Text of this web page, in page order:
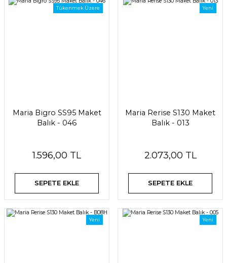
Tükenmek Üzere
Maria Bigro SS95 Maket
Balık - 046
1.596,00 TL
SEPETE EKLE
Yeni
Maria Rerise S130 Maket
Balık - 013
2.073,00 TL
SEPETE EKLE
Yeni Yeni